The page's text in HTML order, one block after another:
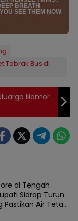
Tabrak Bus di
Nomor
di Tengah
Sidrap Turun
Pastikan Air Tetap